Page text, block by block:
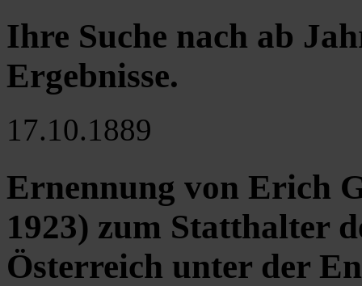
Ihre Suche nach ab
Ergebnisse.
17.10.1889
Ernennung von Erich
1923) zum Statthalter
Österreich unter der